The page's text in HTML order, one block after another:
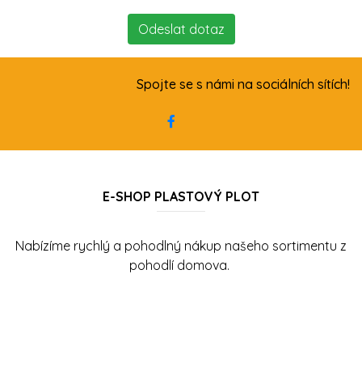
Spojte se s námi na sociálních sítích!
E-SHOP PLASTOVÝ PLOT
Nabízíme rychlý a pohodlný nákup našeho sortimentu z
pohodlí domova.